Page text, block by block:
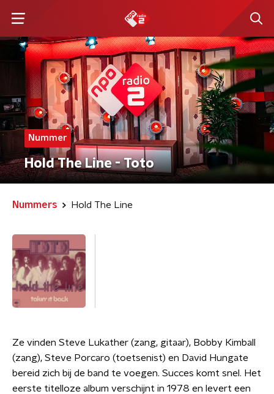
Nummer
Hold The Line - Toto
Nummers Hold The Line
Ze vinden Steve Lukather (zang, gitaar), Bobby Kimball
(zang), Steve Porcaro (toetsenist) en David Hungate
bereid zich bij de band te voegen. Succes komt snel. Het
eerste titelloze album verschijnt in 1978 en levert een